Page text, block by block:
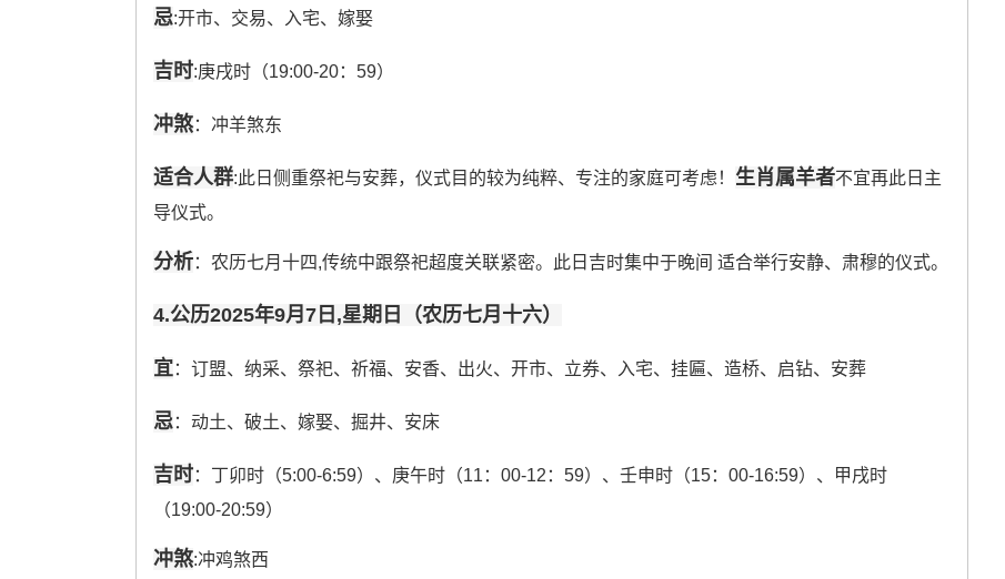
忌:开市、交易、入宅、嫁娶
吉时:庚戌时（19:00-20：59）
冲煞：冲羊煞东
适合人群:此日侧重祭祀与安葬，仪式目的较为纯粹、专注的家庭可考虑！ 生肖属羊者不宜再此日主
导仪式。
分析：农历七月十四,传统中跟祭祀超度关联紧密。此日吉时集中于晚间 适合举行安静、肃穆的仪式。
4.公历2025年9月7日,星期日（农历七月十六）
宜：订盟、纳采、祭祀、祈福、安香、出火、开市、立券、入宅、挂匾、造桥、启钻、安葬
忌：动土、破土、嫁娶、掘井、安床
吉时：丁卯时（5:00-6:59）、庚午时（11：00-12：59）、壬申时（15：00-16:59）、甲戌时
（19:00-20:59）
冲煞:冲鸡煞西